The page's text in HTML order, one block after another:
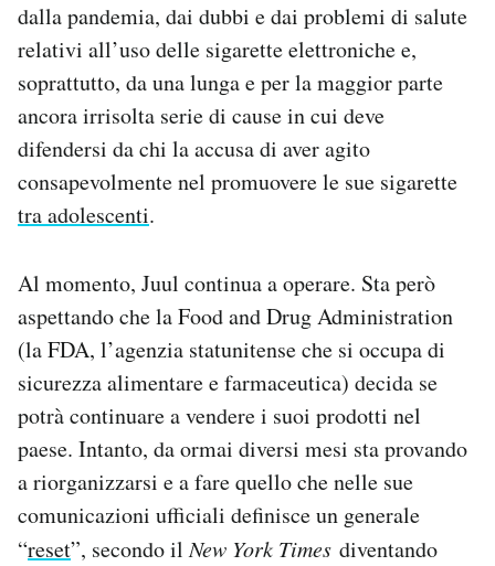
dalla pandemia, dai dubbi e dai problemi di salute
relativi all’uso delle sigarette elettroniche e,
soprattutto, da una lunga e per la maggior parte
ancora irrisolta serie di cause in cui deve
difendersi da chi la accusa di aver agito
consapevolmente nel promuovere le sue sigarette
tra adolescenti.
Al momento, Juul continua a operare. Sta però
aspettando che la Food and Drug Administration
(la FDA, l’agenzia statunitense che si occupa di
sicurezza alimentare e farmaceutica) decida se
potrà continuare a vendere i suoi prodotti nel
paese. Intanto, da ormai diversi mesi sta provando
a riorganizzarsi e a fare quello che nelle sue
comunicazioni ufficiali definisce un generale
“reset”, secondo ilNew York Times diventando